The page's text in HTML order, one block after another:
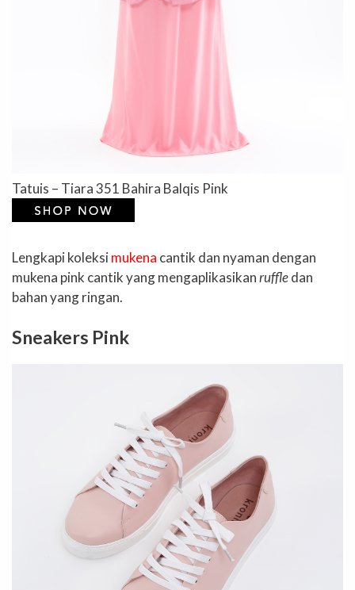
Tatuis – Tiara 351 Bahira Balqis Pink
Lengkapi koleksimukena cantik dan nyaman dengan
mukena pink cantik yang mengaplikasikanruffledan
bahan yang ringan.
Sneakers Pink